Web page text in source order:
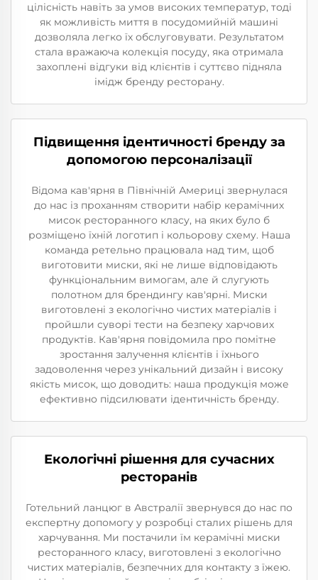
цілісність навіть за умов високих температур, тоді
як можливість миття в посудомийній машині
дозволяла легко їх обслуговувати. Результатом
стала вражаюча колекція посуду, яка отримала
захоплені відгуки від клієнтів і суттєво підняла
імідж бренду ресторану.
Підвищення ідентичності бренду за
допомогою персоналізації
Відома кав'ярня в Північній Америці звернулася
до нас із проханням створити набір керамічних
мисок ресторанного класу, на яких було б
розміщено їхній логотип і кольорову схему. Наша
команда ретельно працювала над тим, щоб
виготовити миски, які не лише відповідають
функціональним вимогам, але й слугують
полотном для брендингу кав'ярні. Миски
виготовлені з екологічно чистих матеріалів і
пройшли суворі тести на безпеку харчових
продуктів. Кав'ярня повідомила про помітне
зростання залучення клієнтів і їхнього
задоволення через унікальний дизайн і високу
якість мисок, що доводить: наша продукція може
ефективно підсилювати ідентичність бренду.
Екологічні рішення для сучасних
ресторанів
Готельний ланцюг в Австралії звернувся до нас по
експертну допомогу у розробці сталих рішень для
харчування. Ми постачили їм керамічні миски
ресторанного класу, виготовлені з екологічно
чистих матеріалів, безпечних для контакту з їжею.